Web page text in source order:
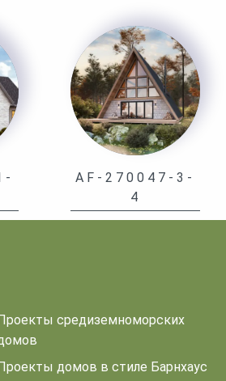
AF-270047-3-
4
средиземноморских
домов в стиле Барнхаус